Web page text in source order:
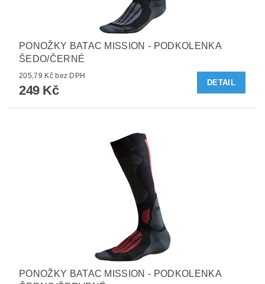
PONOŽKY BATAC MISSION - PODKOLENKA
ŠEDO/ČERNÉ
205,79 Kč bez DPH
249 Kč
DETAIL
PONOŽKY BATAC MISSION - PODKOLENKA